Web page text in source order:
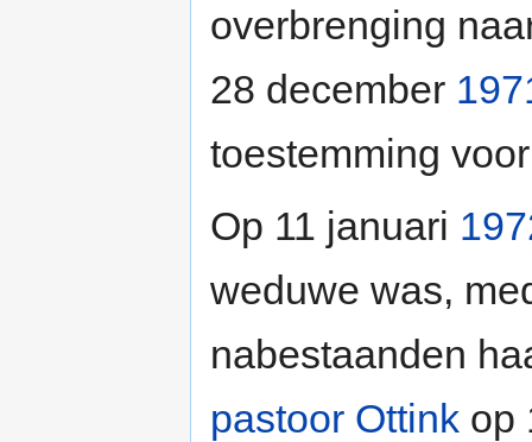
overbrenging
28 december
toestemming
Op 11 januari
weduwe was,
nabestaanden
pastoor Ottink op